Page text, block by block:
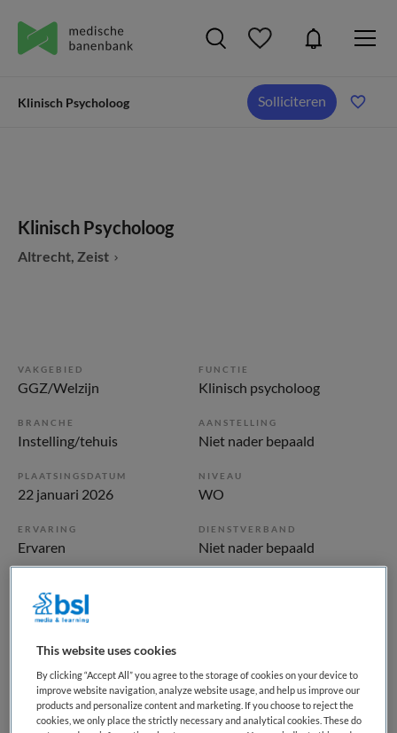
Klinisch Psycholoog Solliciteren
Klinisch Psycholoog
Altrecht, Zeist
VAKGEBIED
GGZ/Welzijn
FUNCTIE
Klinisch psycholoog
BRANCHE
Instelling/tehuis
AANSTELLING
Niet nader bepaald
PLAATSINGSDATUM
22 januari 2026
NIVEAU
WO
ERVARING
Ervaren
DIENSTVERBAND
Niet nader bepaald
Vacature niet beschikbaar
voor u wellicht interessant zijn.
This website uses cookies
By clicking “Accept All” you agree to the storage of cookies on your device to
improve website navigation, analyze website usage, and help us improve our
products and personalize content and marketing. If you choose to reject the
cookies, we only place the strictly necessary and analytical cookies. These do